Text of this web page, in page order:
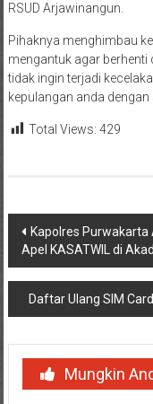
RSUD Arjawinangun.
Pihaknya menghimbau
mengantuk agar
tidak ingin terjadi
kepulangan anda dengan
Total Views: 429
Navigasi
pos
Kapolres Purwakarta
Apel KASATWIL di
Daftar Ulang SIM
Mungkin